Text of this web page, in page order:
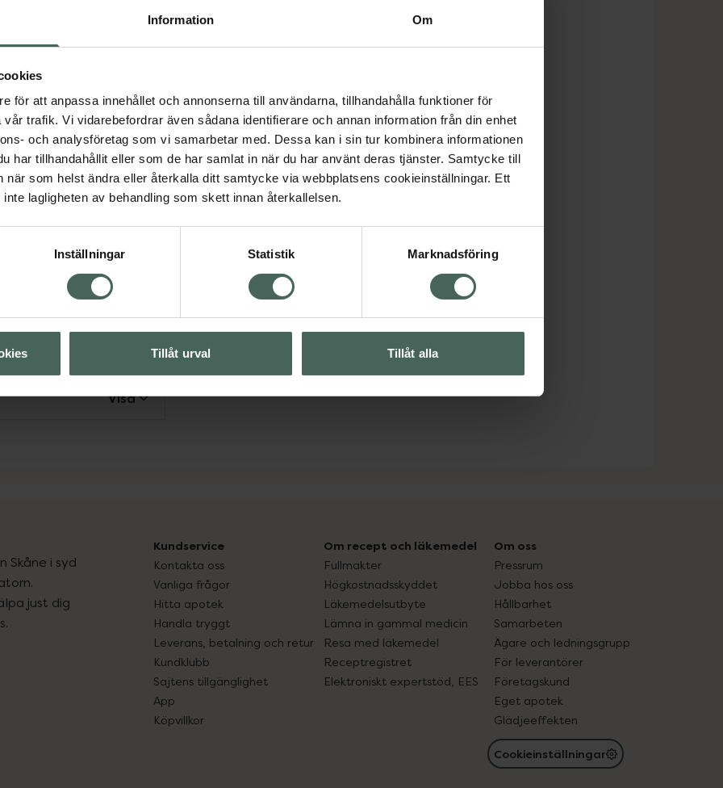
Information Om
för att anpassa innehållet och annonserna till användarna, tillhandahålla funktioner för
trafik. Vi vidarebefordrar även sådana identifierare och annan information från din enhet
och analysföretag som vi samarbetar med. Dessa kan i sin tur kombinera informationen
har tillhandahållit eller som de har samlat in när du har använt deras tjänster. Samtycke till
när som helst ändra eller återkalla ditt samtycke via webbplatsens cookieinställningar. Ett
lagligheten av behandling som skett innan återkallelsen.
Inställningar Statistik Marknadsföring
Tillåt urval Tillåt alla
retinol för första
tack vare att
I The Ordinary’s
retinol: Granactive
Granactive
eller lätt Irritation)
Irritation) Retinol
Retinol 1% in
Notera: Vid graviditet
hudvårdsprodukter
eller Retinol.
Visa
Skåne i syd
just dig
Kundservice
Kontakta oss
Vanliga frågor
Hitta apotek
Handla tryggt
Leverans, betalning och retur
Kundklubb
Sajtens tillgänglighet
App
Köpvillkor
Om recept och läkemedel
Fullmakter
Högkostnadsskyddet
Läkemedelsutbyte
Lämna in gammal medicin
Resa med läkemedel
Receptregistret
Elektroniskt expertstöd, EES
Om oss
Pressrum
Jobba hos oss
Hållbarhet
Samarbeten
Ägare och ledningsgrupp
För leverantörer
Företagskund
Eget apotek
Glädjeeffekten
Cookieinställningar